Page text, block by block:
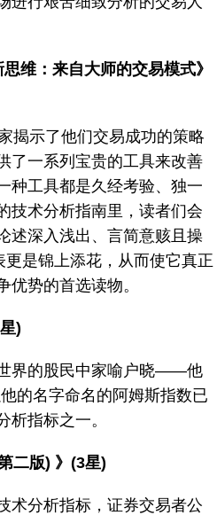
维：来自大师的交易模式》
示了他们交易成功的策略
了一系列宝贵的工具来改善
种工具都是久经考验、独一
技术分析指南里，读者们会
述深入浅出、言简意赅且操
是锦上添花，从而使它真正
优势的首选读物。
)
的股民中家喻户晓——他
的名字命名的阿姆斯指数已
析指标之一。
二版) 》(3星)
分析指标，证券交易者公